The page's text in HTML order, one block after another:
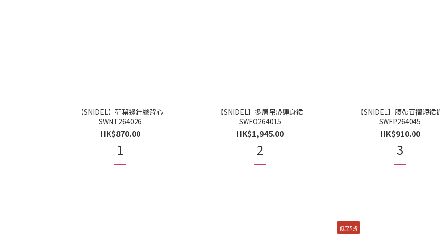
【SNIDEL】荷葉邊針織背心
SWNT264026
HK$870.00
1
【SNIDEL】多層吊帶連身裙
SWFO264015
HK$1,945.00
2
【SNIDEL】腰帶百褶短裙
SWFP264045
HK$910.00
3
低至5折